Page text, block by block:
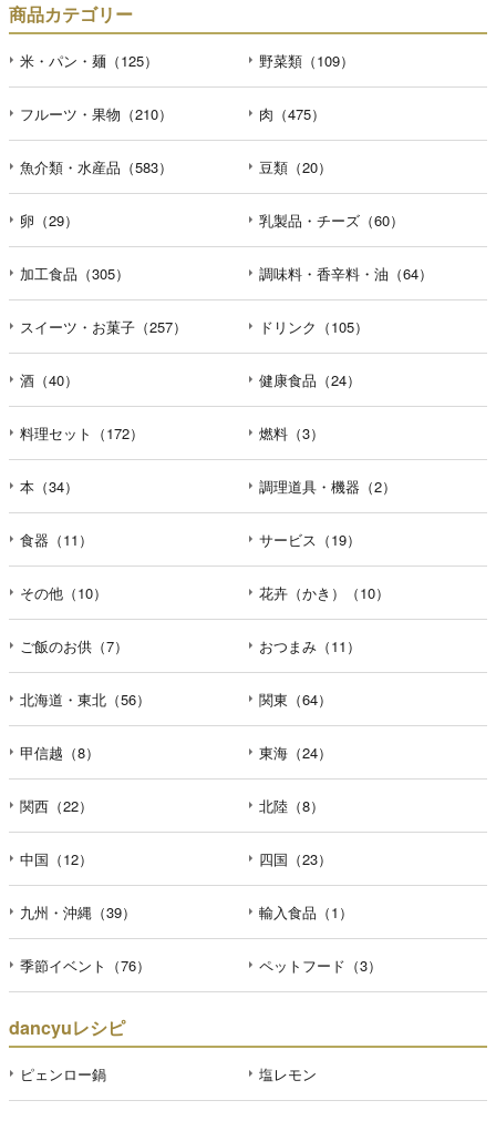
商品カテゴリー
米・パン・麺（125） 野菜類（109）
フルーツ・果物（210） 肉（475）
魚介類・水産品（583） 豆類（20）
卵（29） 乳製品・チーズ（60）
加工食品（305） 調味料・香辛料・油（64）
スイーツ・お菓子（257） ドリンク（105）
酒（40） 健康食品（24）
料理セット（172） 燃料（3）
本（34） 調理道具・機器（2）
食器（11） サービス（19）
その他（10） 花卉（かき）（10）
ご飯のお供（7） おつまみ（11）
北海道・東北（56） 関東（64）
甲信越（8） 東海（24）
関西（22） 北陸（8）
中国（12） 四国（23）
九州・沖縄（39） 輸入食品（1）
季節イベント（76） ペットフード（3）
dancyuレシピ
ピェンロー鍋 塩レモン